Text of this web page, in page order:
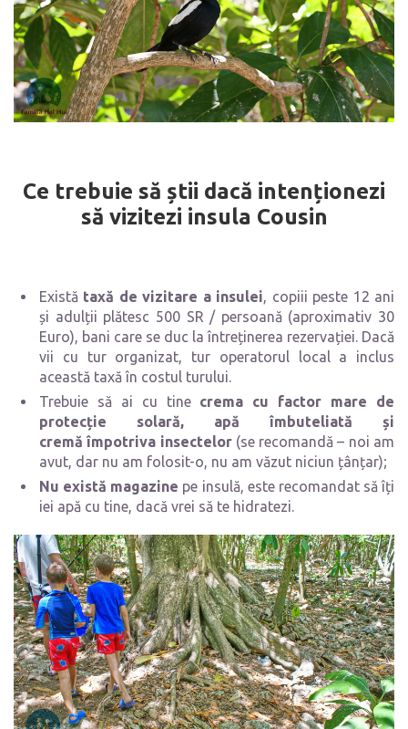
Ce trebuie să știi dacă intenționezi
să vizitezi insula Cousin
Există taxă de vizitare a insulei , copiii peste 12 ani
și adulții plătesc 500 SR / persoană (aproximativ 30
Euro), bani care se duc la întreținerea rezervației. Dacă
vii cu tur organizat, tur operatorul local a inclus
această taxă în costul turului.
Trebuie să ai cu tine crema cu factor mare de
protecție solară, apă îmbuteliată și
cremă împotriva insectelor(se recomandă – noi am
avut, dar nu am folosit-o, nu am văzut niciun țânțar);
Nu există magazine pe insulă, este recomandat să îți
iei apă cu tine, dacă vrei să te hidratezi.